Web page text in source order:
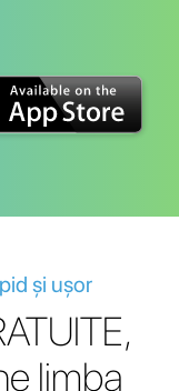
și ușor
limba